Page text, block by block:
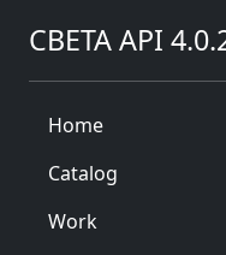
CBETA API
Home
Catalog
Work